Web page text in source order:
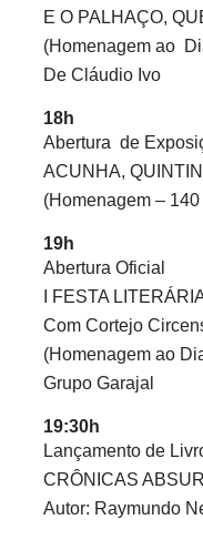
E O PALHAÇO,
(Homenagem ao
De Cláudio Ivo
18h
Abertura de
ACUNHA,
(Homenagem –
19h
Abertura Oficial
I FESTA
Com Cortejo
(Homenagem ao
Grupo Garajal
19:30h
Lançamento de
CRÔNICAS
Autor: Raymundo